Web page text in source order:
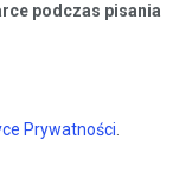
podczas pisania
Prywatności.